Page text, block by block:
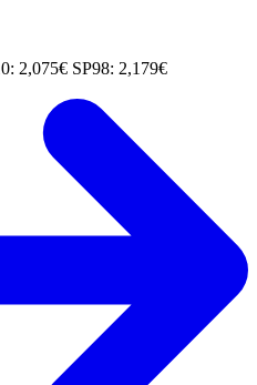
2,075€ SP98: 2,179€